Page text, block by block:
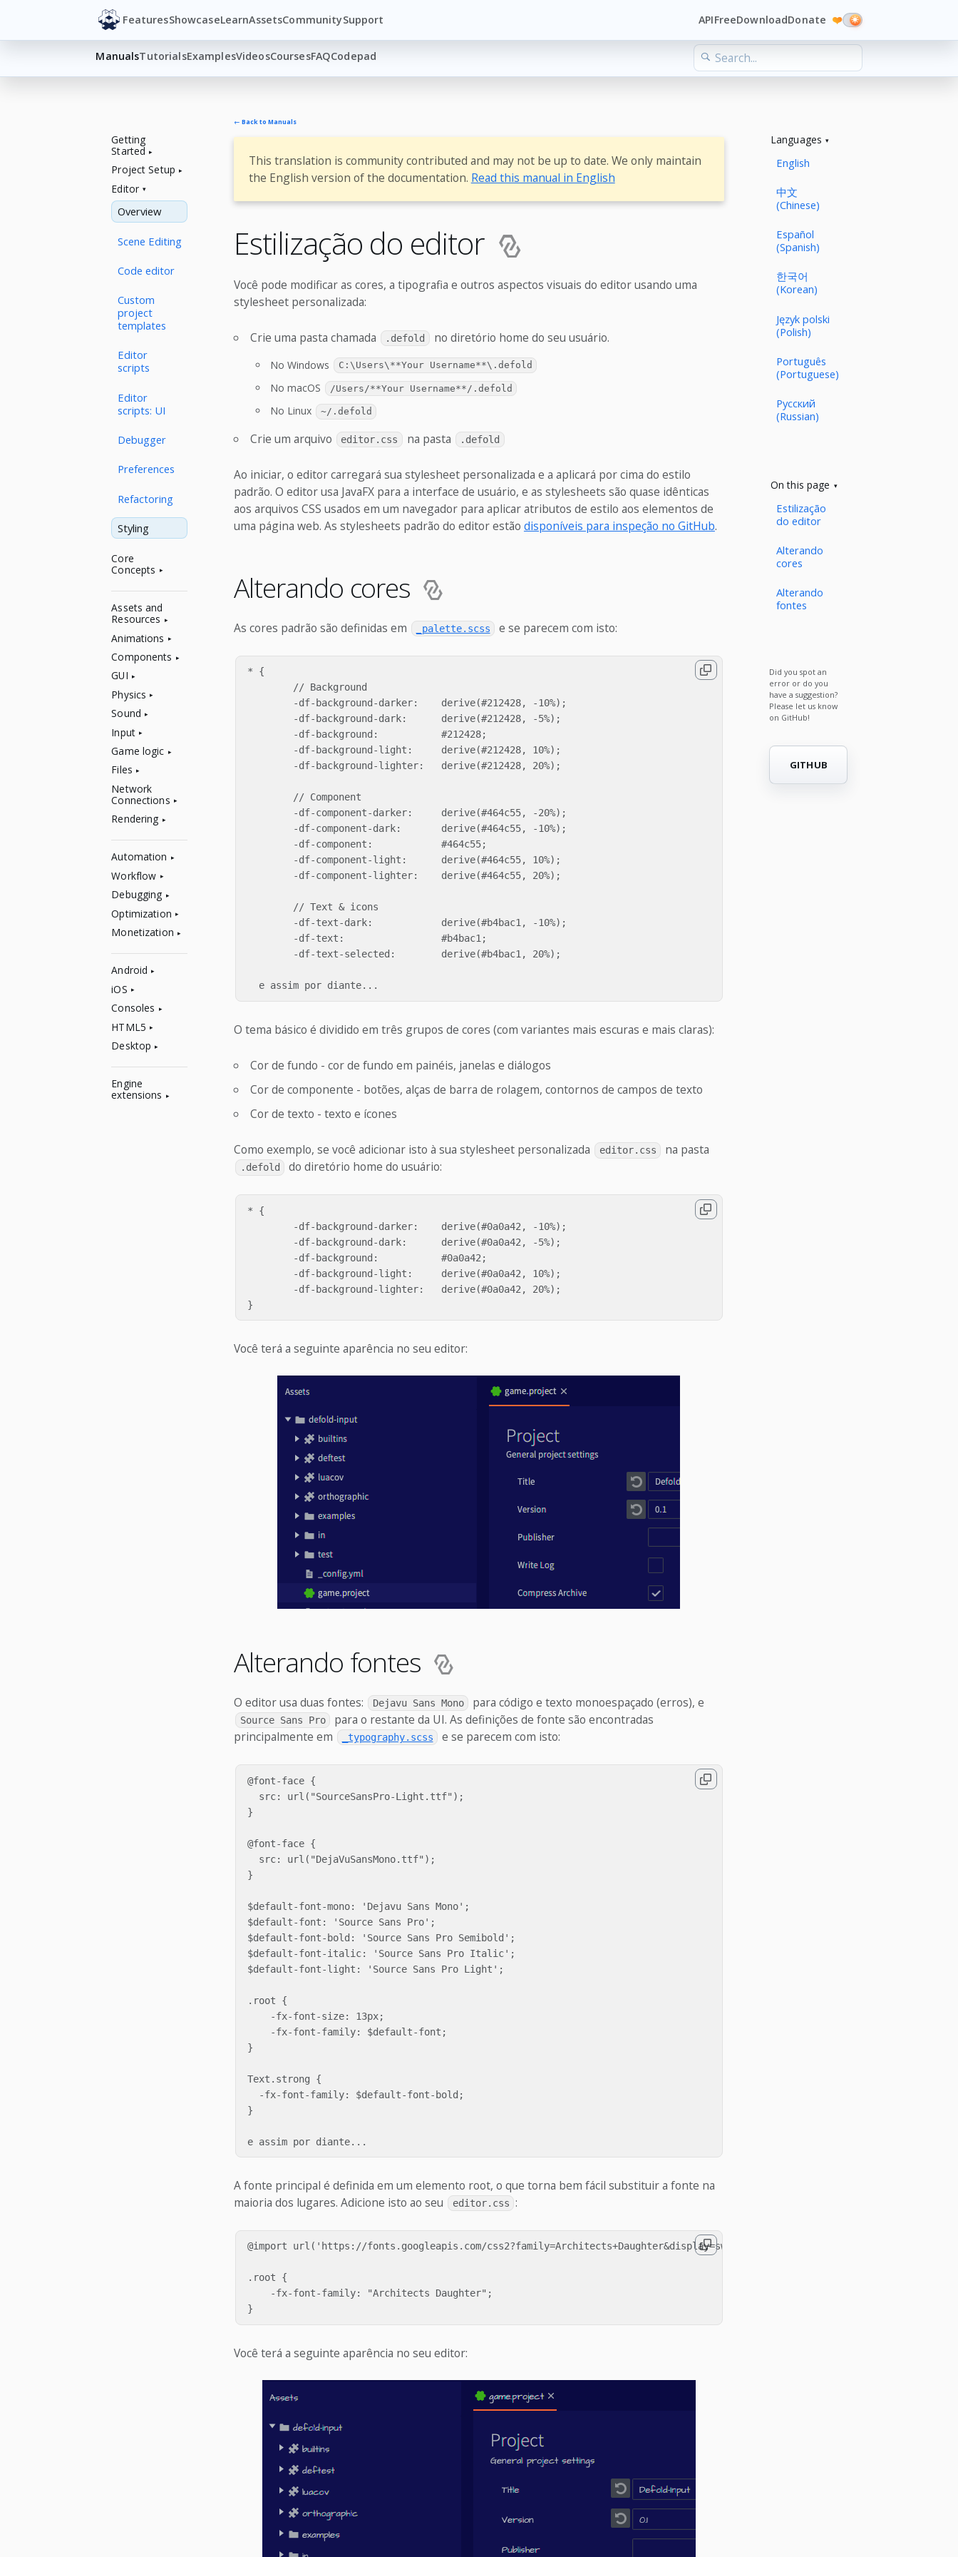
FeaturesShowcaseLearnAssetsCommunitySupport APIFreeDownloadDonate ❤️
ManualsTutorialsExamplesVideosCoursesFAQCodepad
Getting
Started
Project Setup
Editor
Overview
Scene Editing
Code editor
Custom
project
templates
Editor
scripts
Editor
scripts: UI
Debugger
Preferences
Refactoring
Styling
Core
Concepts
Assets and
Resources
Animations
Components
GUI
Physics
Sound
Input
Game logic
Files
Network
Connections
Rendering
Automation
Workflow
Debugging
Optimization
Monetization
Android
iOS
Consoles
HTML5
Desktop
Engine
extensions
← Back to Manuals
This translation is community contributed and may not be up to date. We only maintain
the English version of the documentation. Read this manual in English
Estilização do editor
Você pode modificar as cores, a tipografia e outros aspectos visuais do editor usando uma
stylesheet personalizada:
Crie uma pasta chamada .defold no diretório home do seu usuário.
No Windows C:\Users\**Your Username**\.defold
No macOS /Users/**Your Username**/.defold
No Linux ~/.defold
Crie um arquivo editor.css na pasta .defold
Ao iniciar, o editor carregará sua stylesheet personalizada e a aplicará por cima do estilo
padrão. O editor usa JavaFX para a interface de usuário, e as stylesheets são quase idênticas
aos arquivos CSS usados em um navegador para aplicar atributos de estilo aos elementos de
uma página web. As stylesheets padrão do editor estão disponíveis para inspeção no GitHub.
Alterando cores
As cores padrão são definidas em _palette.scss e se parecem com isto:
* {
O tema básico é dividido em três grupos de cores (com variantes mais escuras e mais claras):
Cor de fundo - cor de fundo em painéis, janelas e diálogos
Cor de componente - botões, alças de barra de rolagem, contornos de campos de texto
Cor de texto - texto e ícones
Como exemplo, se você adicionar isto à sua stylesheet personalizada editor.css na pasta
.defold do diretório home do usuário:
* {
Você terá a seguinte aparência no seu editor:
Alterando fontes
O editor usa duas fontes: Dejavu Sans Mono para código e texto monoespaçado (erros), e
Source Sans Pro
para o restante da UI. As definições de fonte são encontradas
principalmente em
_typography.scss e se parecem com isto:
@font-face {
  src: url("SourceSansPro-Light.ttf");
}
@font-face {
  src: url("DejaVuSansMono.ttf");
}
$default-font-mono: 'Dejavu Sans Mono';
$default-font: 'Source Sans Pro';
$default-font-bold: 'Source Sans Pro Semibold';
$default-font-italic: 'Source Sans Pro Italic';
$default-font-light: 'Source Sans Pro Light';
.root {
    -fx-font-size: 13px;
    -fx-font-family: $default-font;
}
Text.strong {
  -fx-font-family: $default-font-bold;
}
A fonte principal é definida em um elemento root, o que torna bem fácil substituir a fonte na
maioria dos lugares. Adicione isto ao seu
editor.css :
@import url('https://fonts.googleapis.com/css2?family=Architects+Daughter&display=swap');
.root {
    -fx-font-family: "Architects Daughter";
Você terá a seguinte aparência no seu editor:
Languages
English
中文
(Chinese)
Español
(Spanish)
한국어
(Korean)
Język polski
(Polish)
Português
(Portuguese)
Русский
(Russian)
On this page
Estilização
do editor
Alterando
cores
Alterando
fontes
Did you spot an
error or do you
have a suggestion?
Please let us know
on GitHub!
GITHUB